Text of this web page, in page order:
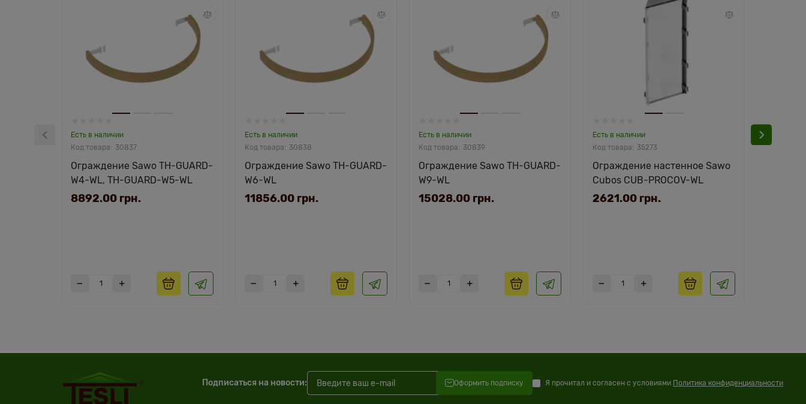
Есть в наличии
30837
Ограждение Sawo TH-GUARD-
W4-WL, TH-GUARD-W5-WL
8892.00 грн.
Есть в наличии
30838
Ограждение Sawo TH-GUARD-
W6-WL
11856.00 грн.
Есть в наличии
30839
Ограждение Sawo TH-GUARD-
W9-WL
15028.00 грн.
Есть в наличии
35273
Ограждение настенное Sawo
Cubos CUB-PROCOV-WL
2621.00 грн.
Подписаться на новости: Оформить подписку Я прочитал и согласен с условиями Политика конфиденциальности